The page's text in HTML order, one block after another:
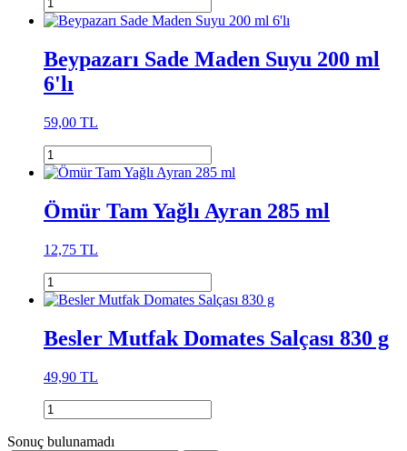
Beypazarı Sade Maden Suyu 200 ml
6'lı
59,00 TL
Ömür Tam Yağlı Ayran 285 ml
12,75 TL
Besler Mutfak Domates Salçası 830 g
49,90 TL
Sonuç bulunamadı